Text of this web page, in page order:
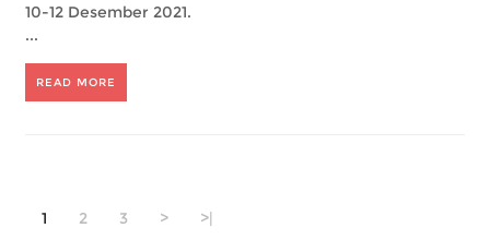
10-12 Desember 2021.
...
READ MORE
1 2 3 > >|